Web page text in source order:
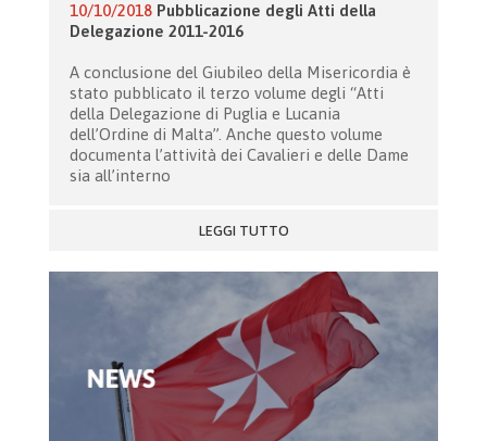
10/10/2018 Pubblicazione degli Atti della
Delegazione 2011-2016
A conclusione del Giubileo della Misericordia è
stato pubblicato il terzo volume degli “Atti
della Delegazione di Puglia e Lucania
dell’Ordine di Malta”. Anche questo volume
documenta l’attività dei Cavalieri e delle Dame
sia all’interno
LEGGI TUTTO